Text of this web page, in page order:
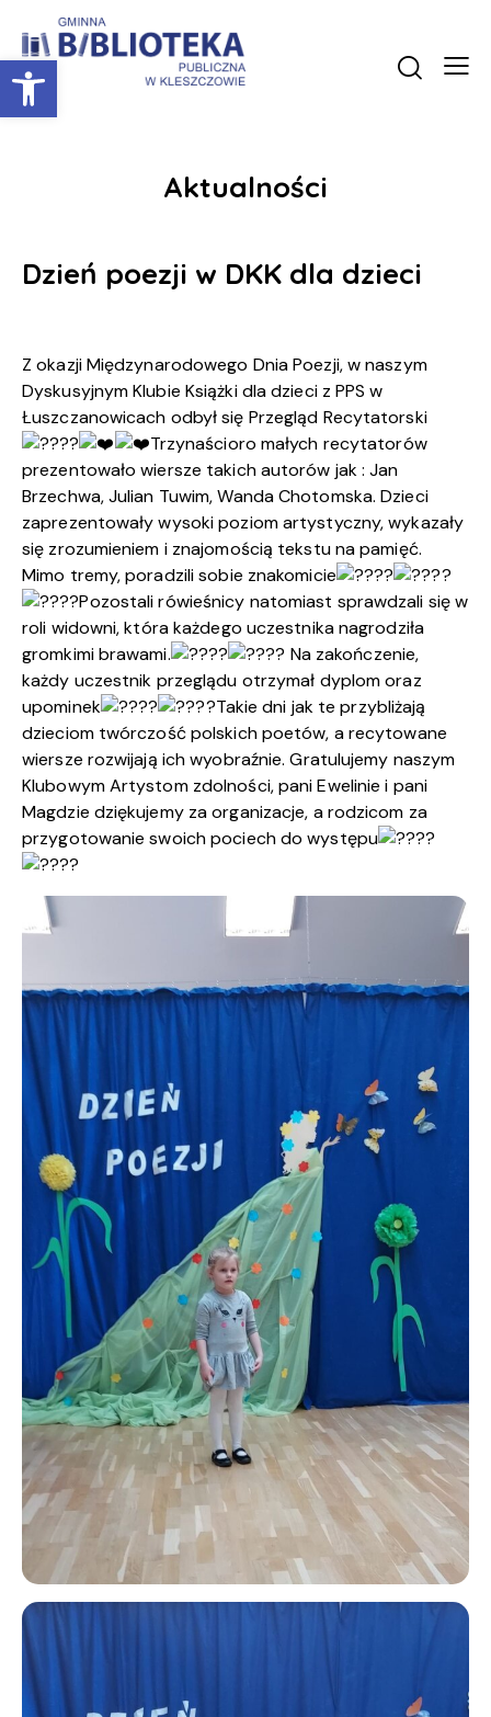
Otwórz pasek narzędzi
Aktualności
Dzień poezji w DKK dla dzieci
Z okazji Międzynarodowego Dnia Poezji, w naszym
Dyskusyjnym Klubie Książki dla dzieci z PPS w
Łuszczanowicach odbył się Przegląd Recytatorski
Trzynaścioro małych recytatorów
prezentowało wiersze takich autorów jak : Jan
Brzechwa, Julian Tuwim, Wanda Chotomska. Dzieci
zaprezentowały wysoki poziom artystyczny, wykazały
się zrozumieniem i znajomością tekstu na pamięć.
Mimo tremy, poradzili sobie znakomicie
Pozostali rówieśnicy natomiast sprawdzali się w
roli widowni, która każdego uczestnika nagrodziła
gromkimi brawami.
Na zakończenie,
każdy uczestnik przeglądu otrzymał dyplom oraz
upominek
Takie dni jak te przybliżają
dzieciom twórczość polskich poetów, a recytowane
wiersze rozwijają ich wyobraźnie. Gratulujemy naszym
Klubowym Artystom zdolności, pani Ewelinie i pani
Magdzie dziękujemy za organizacje, a rodzicom za
przygotowanie swoich pociech do występu